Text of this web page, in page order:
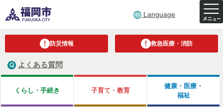
Language
防災情報 救急医療・消防
よくある質問
くらし・手続き 子育て・教育
健康・医療・
福祉